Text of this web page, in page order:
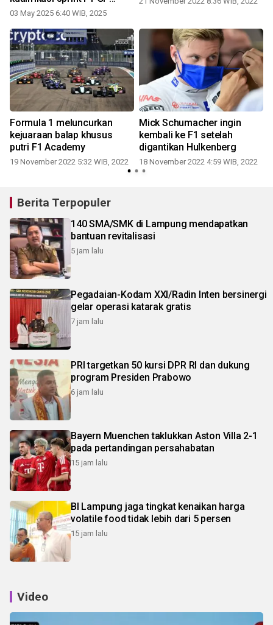
Miami 2025
03 May 2025 6:40 WIB, 2025
Formula 1 meluncurkan
kejuaraan balap khusus
putri F1 Academy
19 November 2022 5:32 WIB, 2022
Mick Schumacher ingin
kembali ke F1 setelah
digantikan Hulkenberg
18 November 2022 4:59 WIB, 2022
Berita Terpopuler
140 SMA/SMK di Lampung mendapatkan
bantuan revitalisasi
5 jam lalu
Pegadaian-Kodam XXI/Radin Inten bersinergi
gelar operasi katarak gratis
7 jam lalu
PRI targetkan 50 kursi DPR RI dan dukung
program Presiden Prabowo
6 jam lalu
Bayern Muenchen taklukkan Aston Villa 2-1
pada pertandingan persahabatan
15 jam lalu
BI Lampung jaga tingkat kenaikan harga
volatile food tidak lebih dari 5 persen
15 jam lalu
Video